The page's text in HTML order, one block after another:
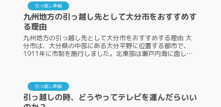
引っ越し準備
九州地方の引っ越し先として大分市をおすすめす
る理由
九州地方の引っ越し先として大分市をおすすめする理由 大
分市は、大分県の中部にある大分平野に位置する都市で、
1911年に市制を施行しました。北東部は瀬戸内海に面し、
引っ越し準備
引っ越しの時、どうやってテレビを運んだらいい